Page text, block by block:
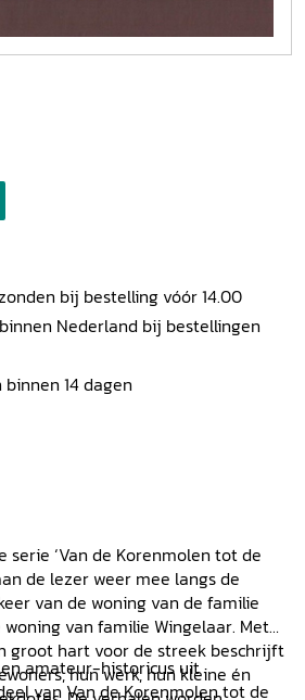
bij bestelling vóór 14.00
Nederland bij bestellingen
14 dagen
serie ‘Van de Korenmolen tot de
de lezer weer mee langs de
van de woning van de familie
van familie Wingelaar. Met
groot hart voor de streek beschrijft
hun werk, hun kleine én
amateur-historicus uit
van Van de Korenmolen tot de